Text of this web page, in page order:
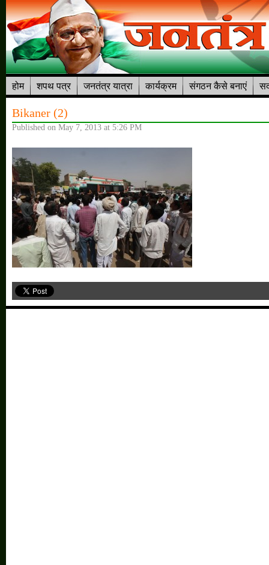
होम शपथ पत्र जनतंत्र यात्रा कार्यक्रम संगठन कैसे बनाएं
Bikaner (2)
Published on May 7, 2013 at 5:26 PM